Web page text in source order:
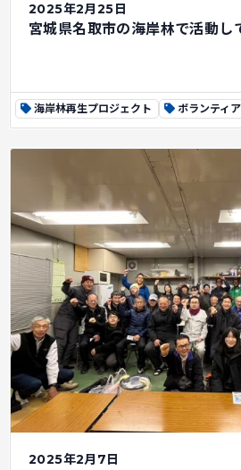
2025年2月25日
宮城県名取市の海岸林で活動し
海岸林再生プロジェクト ボランティ
2025年2月7日